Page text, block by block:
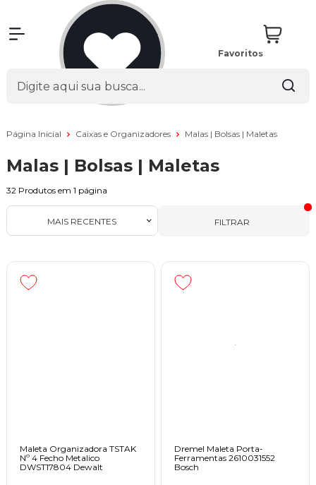
Favoritos
Página Inicial Caixas e Organizadores Malas | Bolsas | Maletas
Malas | Bolsas | Maletas
32 Produtos em 1 página
FILTRAR
MAIS RECENTES
Maleta Organizadora TSTAK
Nº 4 Fecho Metalico
DWST17804 Dewalt
Dremel Maleta Porta-
Ferramentas 2610031552
Bosch